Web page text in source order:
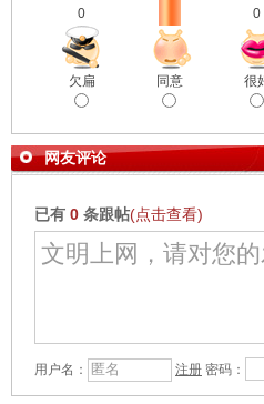
0
欠扁 同意
0
很
网友评论
已有 0 条跟帖(点击查看)
用户名： 注册 密码：